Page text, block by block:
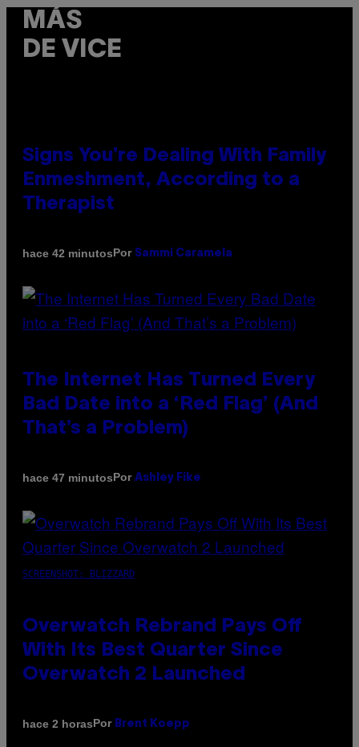
MÁS
DE VICE
Signs You’re Dealing With Family
Enmeshment, According to a
Therapist
hace 42 minutosPor Sammi Caramela
The Internet Has Turned Every
Bad Date into a ‘Red Flag’ (And
That’s a Problem)
hace 47 minutosPor Ashley Fike
SCREENSHOT: BLIZZARD
Overwatch Rebrand Pays Off
With Its Best Quarter Since
Overwatch 2 Launched
hace 2 horasPor Brent Koepp